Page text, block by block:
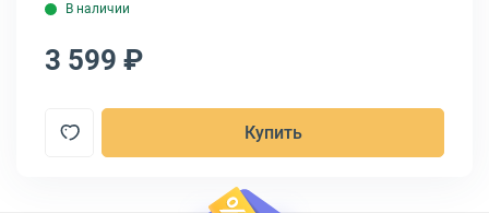
В наличии
3 599 ₽
Купить